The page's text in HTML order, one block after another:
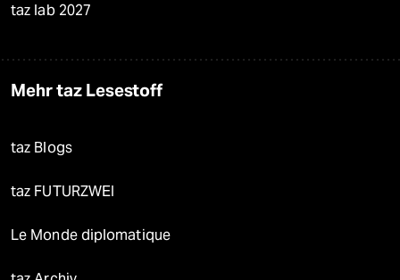
taz lab 2027
Mehr taz Lesestoff
taz Blogs
taz FUTURZWEI
Le Monde diplomatique